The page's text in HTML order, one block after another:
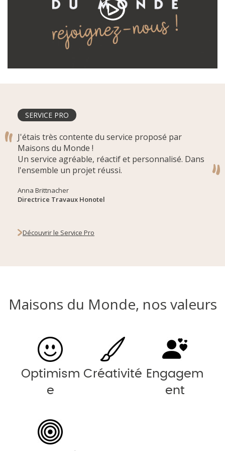
SERVICE PRO
J'étais très contente du service proposé par
Maisons du Monde !
Un service agréable, réactif et personnalisé. Dans
l'ensemble un projet réussi.
Anna Brittnacher
Directrice Travaux Honotel
Découvrir le Service Pro
Maisons du Monde, nos valeurs
Optimism
e
Créativité Engagem
ent